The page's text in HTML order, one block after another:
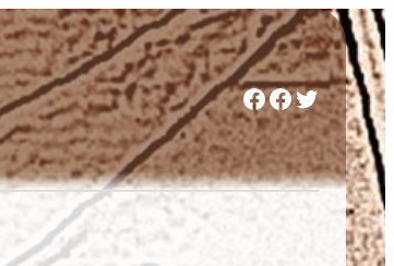
Woman in Medicine Czech Republic Women in Surgery Europe Woman in Surgery Czech Republic